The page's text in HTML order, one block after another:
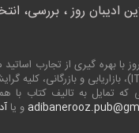
ادیبان روز ، بررسی،
روز با بهره گیری از تجارب
)، بازاریابی و بازرگانی،
که تمایل به تالیف کتاب
و یا